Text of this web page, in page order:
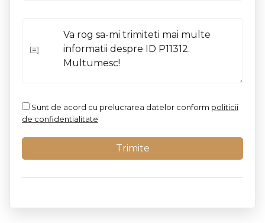
Sunt de acord cu prelucrarea datelor conform politicii
de confidentialitate